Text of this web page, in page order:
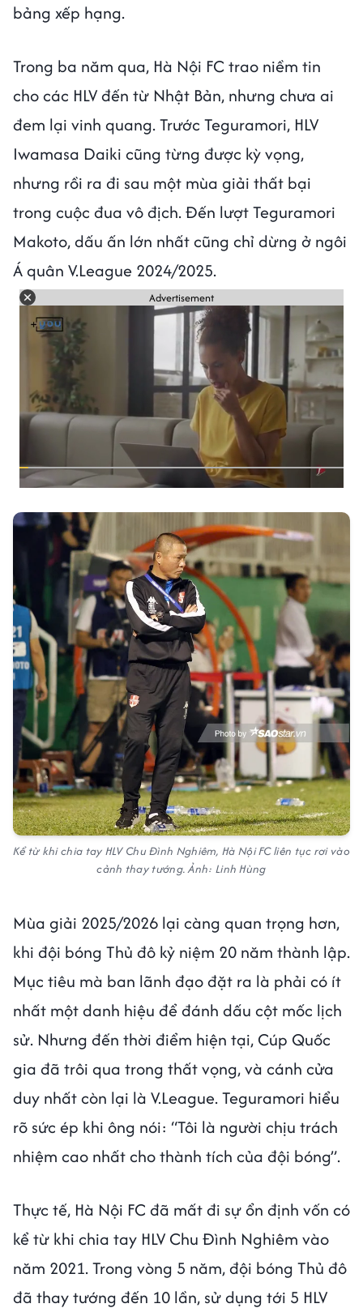
bảng xếp hạng.
Trong ba năm qua, Hà Nội FC trao niềm tin
cho các HLV đến từ Nhật Bản, nhưng chưa ai
đem lại vinh quang. Trước Teguramori, HLV
Iwamasa Daiki cũng từng được kỳ vọng,
nhưng rồi ra đi sau một mùa giải thất bại
trong cuộc đua vô địch. Đến lượt Teguramori
Makoto, dấu ấn lớn nhất cũng chỉ dừng ở ngôi
Á quân V.League 2024/2025.
Advertisement
Kể từ khi chia tay HLV Chu Đình Nghiêm, Hà Nội FC liên tục rơi vào
cảnh thay tướng. Ảnh: Linh Hùng
Mùa giải 2025/2026 lại càng quan trọng hơn,
khi đội bóng Thủ đô kỷ niệm 20 năm thành lập.
Mục tiêu mà ban lãnh đạo đặt ra là phải có ít
nhất một danh hiệu để đánh dấu cột mốc lịch
sử. Nhưng đến thời điểm hiện tại, Cúp Quốc
gia đã trôi qua trong thất vọng, và cánh cửa
duy nhất còn lại là V.League. Teguramori hiểu
rõ sức ép khi ông nói: “Tôi là người chịu trách
nhiệm cao nhất cho thành tích của đội bóng”.
Thực tế, Hà Nội FC đã mất đi sự ổn định vốn có
kể từ khi chia tay HLV Chu Đình Nghiêm vào
năm 2021. Trong vòng 5 năm, đội bóng Thủ đô
đã thay tướng đến 10 lần, sử dụng tới 5 HLV